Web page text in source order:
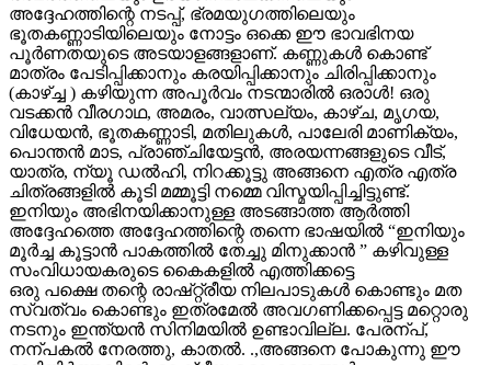
അദ്ദേഹത്തിന്റെ നടപ്പ്, ഭ്രമയുഗത്തിലെയും
ഭൂതകണ്ണാടിയിലെയും നോട്ടം ഒക്കെ ഈ ഭാവഭിനയ
പൂർണതയുടെ അടയാളങ്ങളാണ്. കണ്ണുകൾ കൊണ്ട്
മാത്രം പേടിപ്പിക്കാനും കരയിപ്പിക്കാനും ചിരിപ്പിക്കാനും
(കാഴ്ച്ച ) കഴിയുന്ന അപൂർവം നടന്മാരിൽ ഒരാൾ! ഒരു
വടക്കൻ വീരഗാഥ, അമരം, വാത്സല്യം, കാഴ്ച, മൃഗയ,
വിധേയൻ, ഭൂതകണ്ണാടി, മതിലുകൾ, പാലേരി മാണിക്യം,
പൊന്തൻ മാട, പ്രാഞ്ചിയേട്ടൻ, അരയന്നങ്ങളുടെ വീട്,
യാത്ര, ന്യൂ ഡൽഹി, നിറക്കൂട്ടു അങ്ങനെ എത്ര എത്ര
ചിത്രങ്ങളിൽ കൂടി മമ്മൂട്ടി നമ്മെ വിസ്മയിപ്പിച്ചിട്ടുണ്ട്.
ഇനിയും അഭിനയിക്കാനുള്ള അടങ്ങാത്ത ആർത്തി
അദ്ദേഹത്തെ അദ്ദേഹത്തിന്റെ തന്നെ ഭാഷയിൽ “ഇനിയും
മൂർച്ച കൂട്ടാൻ പാകത്തിൽ തേച്ചു മിനുക്കാൻ ” കഴിവുള്ള
സംവിധായകരുടെ കൈകളിൽ എത്തിക്കട്ടെ
ഒരു പക്ഷെ തന്റെ രാഷ്റ്റ്രീയ നിലപാടുകൾ കൊണ്ടും മത
സ്വത്വം കൊണ്ടും ഇത്രമേൽ അവഗണിക്കപ്പെട്ട മറ്റൊരു
നടനും ഇന്ത്യൻ സിനിമയിൽ ഉണ്ടാവില്ല. പേരന്പ്,
നന്പകൽ നേരത്തു, കാതൽ. .,അങ്ങനെ പോകുന്നു ഈ